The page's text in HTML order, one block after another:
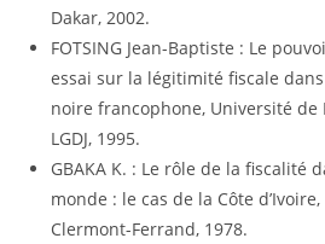
Dakar, 2002.
FOTSING Jean-Baptiste : Le
essai sur la légitimité fiscale
noire francophone, Université de
LGDJ, 1995.
GBAKA K. : Le rôle de la fiscalité
monde : le cas de la Côte
Clermont-Ferrand, 1978.